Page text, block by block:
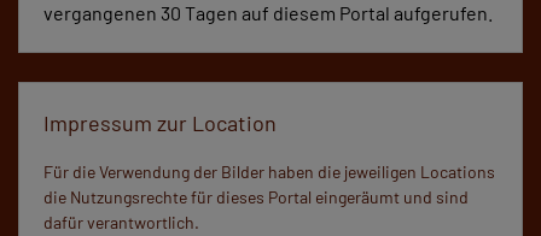
vergangenen 30 Tagen auf diesem Portal aufgerufen.
Impressum zur Location
Für die Verwendung der Bilder haben die jeweiligen Locations
die Nutzungsrechte für dieses Portal eingeräumt und sind
dafür verantwortlich.